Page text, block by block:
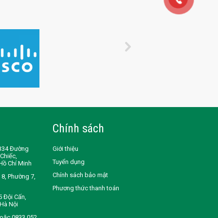
Đường
Chí Minh
Phường 7,
Đội Cấn,
Nội
Chính sách
Giới thiệu
Tuyển dụng
Chính sách bảo mật
Phương thức thanh toán